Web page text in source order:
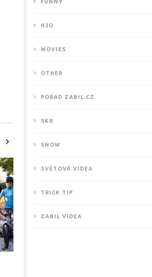
Nové motivační video od
FUNNY
H2O
MOVIES
OTHER
POŘAD ZABIL.CZ
SK8
SNOW
SVĚTOVÁ VIDEA
TRICK TIP
ZABIL VIDEA